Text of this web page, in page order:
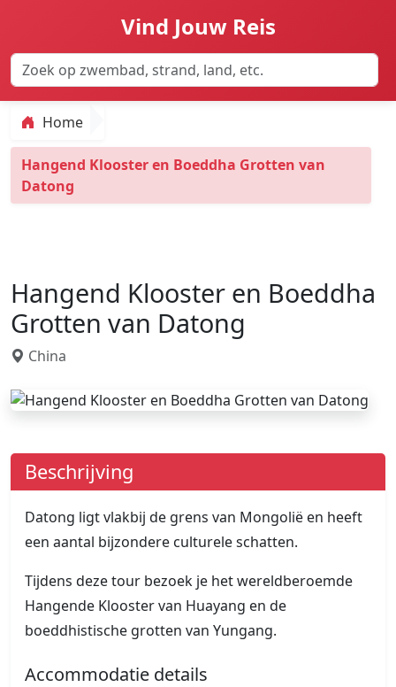
Vind Jouw Reis
Home
Hangend Klooster en Boeddha Grotten van
Datong
Hangend Klooster en Boeddha
Grotten van Datong
China
Beschrijving
Datong ligt vlakbij de grens van Mongolië en heeft
een aantal bijzondere culturele schatten.
Tijdens deze tour bezoek je het wereldberoemde
Hangende Klooster van Huayang en de
boeddhistische grotten van Yungang.
Accommodatie details